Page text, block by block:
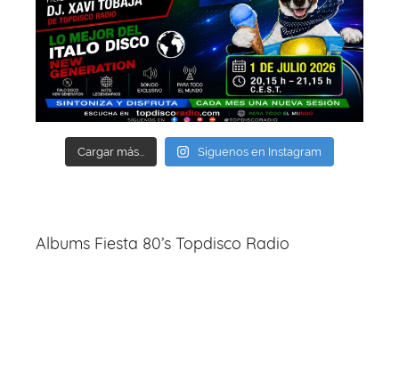
Cargar más... Síguenos en Instagram
Albums Fiesta 80’s Topdisco Radio